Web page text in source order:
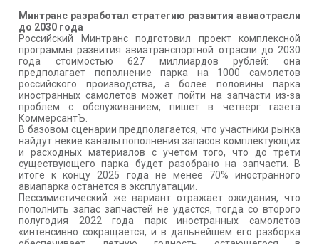
Минтранс разработал стратегию развития авиаотрасли
до 2030 года
Российский Минтранс подготовил проект комплексной
программы развития авиатранспортной отрасли до 2030
года стоимостью 627 миллиардов рублей: она
предполагает пополнение парка на 1000 самолетов
российского производства, а более половины парка
иностранных самолетов может пойти на запчасти из-за
проблем с обслуживанием, пишет в четверг газета
КоммерсантЪ.
В базовом сценарии предполагается, что участники рынка
найдут некие каналы пополнения запасов комплектующих
и расходных материалов с учетом того, что до трети
существующего парка будет разобрано на запчасти. В
итоге к концу 2025 года не менее 70% иностранного
авиапарка останется в эксплуатации.
Пессимистический же вариант отражает ожидания, что
пополнить запас запчастей не удастся, тогда со второго
полугодия 2022 года парк иностранных самолетов
«интенсивно сокращается, и в дальнейшем его разборка